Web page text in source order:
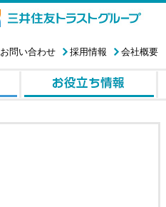
会社概要
採用情報
お問い合わせ